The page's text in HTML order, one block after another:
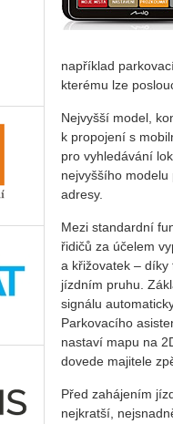
například
kterému lze
Nejvyšší model,
k propojení s
pro vyhledávání
nejvyššího
adresy.
Mezi standardní
řidičů za účelem
a křižovatek – díky
jízdním pruhu.
signálu
Parkovacího
nastaví mapu na
dovede majitele
Před zahájením
nejkratší,